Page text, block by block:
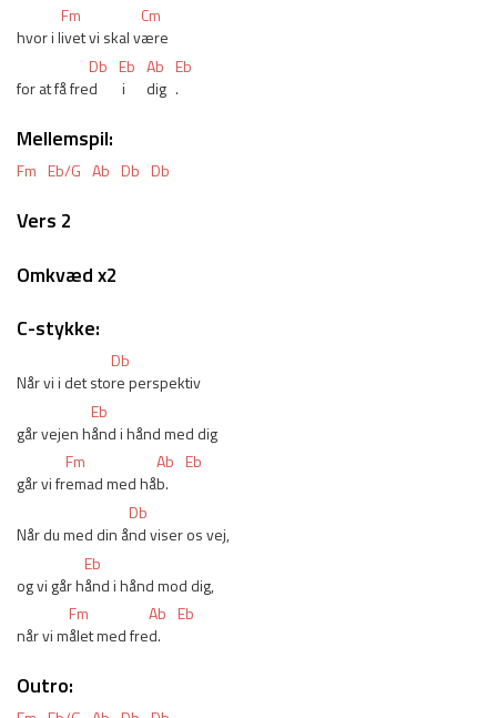
Fm
Cm
hvor i livet vi skal være
Db Eb Ab Eb
for at få fred i dig .
Mellemspil:
Fm Eb/G Ab Db Db
Vers 2
Omkvæd x2
C-stykke:
Db
Når vi i det store perspektiv
Eb
går vejen hånd i hånd med dig
Fm
Ab Eb
går vi fremad med håb.
Db
Når du med din ånd viser os vej,
Eb
og vi går hånd i hånd mod dig,
Fm
Ab Eb
når vi målet med fred.
Outro: